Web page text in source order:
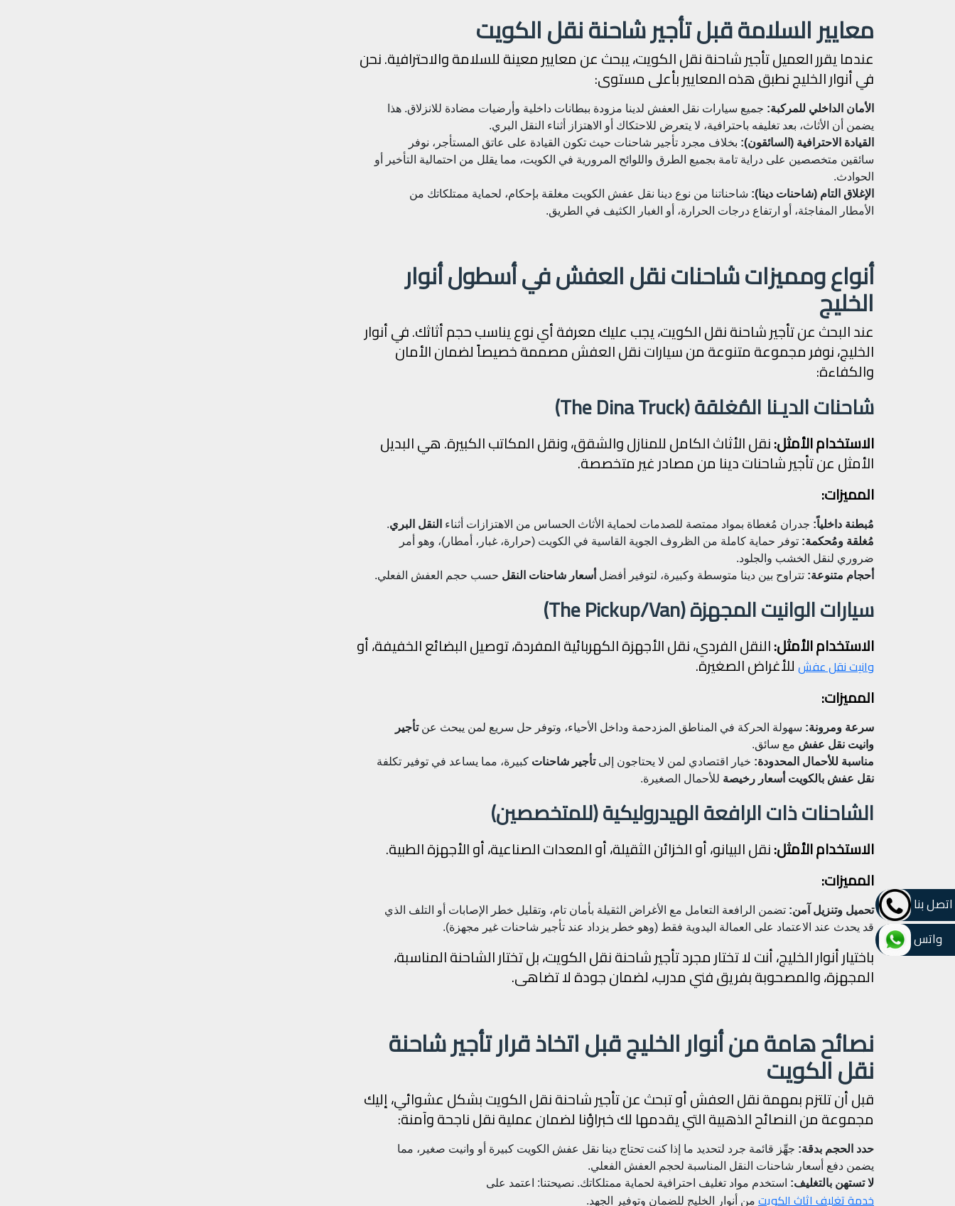
معايير السلامة قبل تأجير شاحنة نقل الكويت
عندما يقرر العميل تأجير شاحنة نقل الكويت، يبحث عن معايير معينة للسلامة والاحترافية. نحن
في أنوار الخليج نطبق هذه المعايير بأعلى مستوى:
الأمان الداخلي للمركبة: جميع سيارات نقل العفش لدينا مزودة ببطانات داخلية وأرضيات مضادة للانزلاق. هذا
يضمن أن الأثاث، بعد تغليفه باحترافية، لا يتعرض للاحتكاك أو الاهتزاز أثناء النقل البري.
القيادة الاحترافية (السائقون): بخلاف مجرد تأجير شاحنات حيث تكون القيادة على عاتق المستأجر، نوفر
سائقين متخصصين على دراية تامة بجميع الطرق واللوائح المرورية في الكويت، مما يقلل من احتمالية التأخير أو
الحوادث.
الإغلاق التام (شاحنات دينا): شاحناتنا من نوع دينا نقل عفش الكويت مغلقة بإحكام، لحماية ممتلكاتك من
الأمطار المفاجئة، أو ارتفاع درجات الحرارة، أو الغبار الكثيف في الطريق.
أنواع ومميزات شاحنات نقل العفش في أسطول أنوار
الخليج
عند البحث عن تأجير شاحنة نقل الكويت، يجب عليك معرفة أي نوع يناسب حجم أثاثك. في أنوار
الخليج، نوفر مجموعة متنوعة من سيارات نقل العفش مصممة خصيصاً لضمان الأمان
والكفاءة:
شاحنات الديـنا المُغلقة (The Dina Truck)
الاستخدام الأمثل:نقل الأثاث الكامل للمنازل والشقق، ونقل المكاتب الكبيرة. هي البديل
الأمثل عن تأجير شاحنات دينا من مصادر غير متخصصة.
المميزات:
مُبطنة داخلياً: جدران مُغطاة بمواد ممتصة للصدمات لحماية الأثاث الحساس من الاهتزازات أثناء النقل البري.
مُغلقة ومُحكمة: توفر حماية كاملة من الظروف الجوية القاسية في الكويت (حرارة، غبار، أمطار)، وهو أمر
ضروري لنقل الخشب والجلود.
أحجام متنوعة: تتراوح بين دينا متوسطة وكبيرة، لتوفير أفضل أسعار شاحنات النقل حسب حجم العفش الفعلي.
سيارات الوانيت المجهزة (The Pickup/Van)
الاستخدام الأمثل:النقل الفردي، نقل الأجهزة الكهربائية المفردة، توصيل البضائع الخفيفة، أو
وانيت نقل عفش للأغراض الصغيرة.
المميزات:
سرعة ومرونة: سهولة الحركة في المناطق المزدحمة وداخل الأحياء، وتوفر حل سريع لمن يبحث عنتأجير
وانيت نقل عفش مع سائق.
مناسبة للأحمال المحدودة: خيار اقتصادي لمن لا يحتاجون إلىتأجير شاحنات كبيرة، مما يساعد في توفير تكلفة
نقل عفش بالكويت أسعار رخيصة للأحمال الصغيرة.
الشاحنات ذات الرافعة الهيدروليكية (للمتخصصين)
الاستخدام الأمثل:نقل البيانو، أو الخزائن الثقيلة، أو المعدات الصناعية، أو الأجهزة الطبية.
المميزات:
تحميل وتنزيل آمن: تضمن الرافعة التعامل مع الأغراض الثقيلة بأمان تام، وتقليل خطر الإصابات أو التلف الذي
قد يحدث عند الاعتماد على العمالة اليدوية فقط (وهو خطر يزداد عند تأجير شاحنات غير مجهزة).
باختيار أنوار الخليج، أنت لا تختار مجرد تأجير شاحنة نقل الكويت، بل تختار الشاحنة المناسبة،
المجهزة، والمصحوبة بفريق فني مدرب، لضمان جودة لا تضاهى.
نصائح هامة من أنوار الخليج قبل اتخاذ قرار تأجير شاحنة
نقل الكويت
قبل أن تلتزم بمهمة نقل العفش أو تبحث عن تأجير شاحنة نقل الكويت بشكل عشوائي، إليك
مجموعة من النصائح الذهبية التي يقدمها لك خبراؤنا لضمان عملية نقل ناجحة وآمنة:
حدد الحجم بدقة: جهِّز قائمة جرد لتحديد ما إذا كنت تحتاج دينا نقل عفش الكويت كبيرة أو وانيت صغير، مما
يضمن دفع أسعار شاحنات النقل المناسبة لحجم العفش الفعلي.
لا تستهن بالتغليف: استخدم مواد تغليف احترافية لحماية ممتلكاتك. نصيحتنا: اعتمد على
خدمة تغليف اثاث الكويت من أنوار الخليج للضمان وتوفير الجهد.
اتصل بنا
واتس